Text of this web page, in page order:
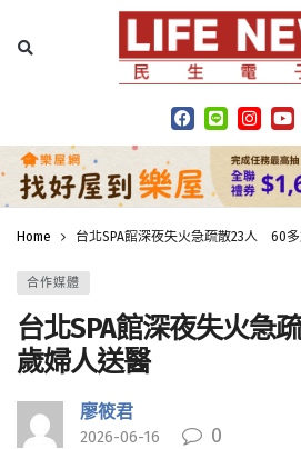
Home 台北SPA館深夜失火急疏散23人 60
合作媒體
台北SPA館深夜失火急
歲婦人送醫
廖筱君
2026-06-16 0